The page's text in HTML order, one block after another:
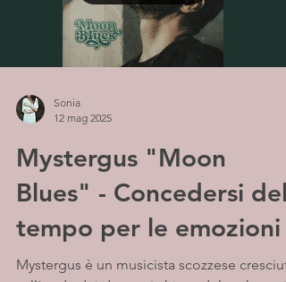
Sonia
12 mag 2025
Mystergus "Moon
Blues" - Concedersi del
tempo per le emozioni
Mystergus è un musicista scozzese cresciuto